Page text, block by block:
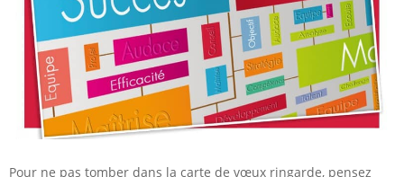
Pour ne pas tomber dans la carte de vœux ringarde, pensez